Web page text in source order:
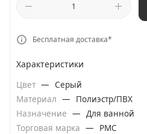
Бесплатная доставка*
Характеристики
Цвет — Серый
Материал —
Полиэстр/ПВХ
Назначение — Для ванной
Торговая марка —
РМС